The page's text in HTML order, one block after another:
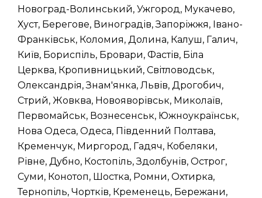
Новоград-Волинський, Ужгород, Мукачево,
Хуст, Берегове, Виноградів, Запоріжжя, Івано-
Франківськ, Коломия, Долина, Калуш, Галич,
Київ, Бориспіль, Бровари, Фастів, Біла
Церква, Кропивницький, Світловодськ,
Олександрія, Знам'янка, Львів, Дрогобич,
Стрий, Жовква, Новояворівськ, Миколаїв,
Первомайськ, Вознесенськ, Южноукраїнськ,
Нова Одеса, Одеса, Південний Полтава,
Кременчук, Миргород, Гадяч, Кобеляки,
Рівне, Дубно, Костопіль, Здолбунів, Острог,
Суми, Конотоп, Шостка, Ромни, Охтирка,
Тернопіль, Чортків, Кременець, Бережани,